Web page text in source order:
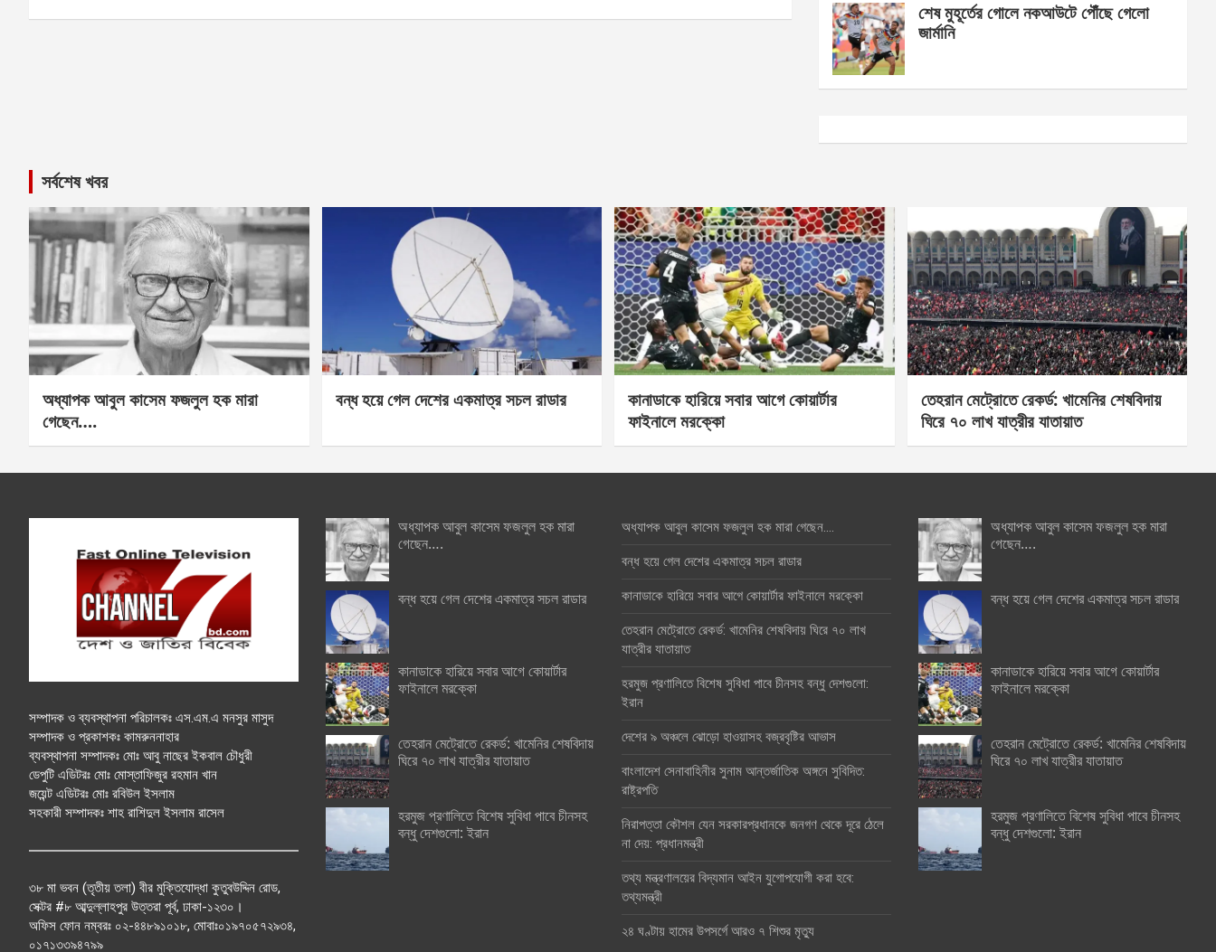
শেষ মুহূর্তের গোলে নকআউটে পৌঁছে গেলো
জার্মানি
সর্বশেষ খবর
অধ্যাপক আবুল কাসেম ফজলুল হক মারা
গেছেন….
বন্ধ হয়ে গেল দেশের একমাত্র সচল রাডার
কানাডাকে হারিয়ে সবার আগে কোয়ার্টার
ফাইনালে মরক্কো
তেহরান মেট্রোতে রেকর্ড: খামেনির শেষবিদায়
ঘিরে ৭০ লাখ যাত্রীর যাতায়াত
সম্পাদক ও ব্যবস্থাপনা পরিচালকঃ এস.এম.এ মনসুর মাসুদ
সম্পাদক ও প্রকাশকঃ কামরুননাহার
ব্যবস্থাপনা সম্পাদকঃ মোঃ আবু নাছের ইকবাল চৌধুরী
ডেপুটি এডিটরঃ মোঃ মোস্তাফিজুর রহমান খান
জয়েন্ট এডিটরঃ মোঃ রবিউল ইসলাম
সহকারী সম্পাদকঃ শাহ রাশিদুল ইসলাম রাসেল
৩৮ মা ভবন (তৃতীয় তলা) বীর মুক্তিযোদ্ধা কুতুবউদ্দিন রোড,
সেক্টর #৮ আব্দুল্লাহপুর উত্তরা পূর্ব, ঢাকা-১২৩০।
অফিস ফোন নম্বরঃ ০২-৪৪৮৯১০১৮, মোবাঃ০১৯৭০৫৭২৯৩৪,
০১৭১৩৩৯৪৭৯৯
অধ্যাপক আবুল কাসেম ফজলুল হক মারা
গেছেন….
বন্ধ হয়ে গেল দেশের একমাত্র সচল রাডার
কানাডাকে হারিয়ে সবার আগে কোয়ার্টার
ফাইনালে মরক্কো
তেহরান মেট্রোতে রেকর্ড: খামেনির শেষবিদায়
ঘিরে ৭০ লাখ যাত্রীর যাতায়াত
হরমুজ প্রণালিতে বিশেষ সুবিধা পাবে চীনসহ
বন্ধু দেশগুলো: ইরান
অধ্যাপক আবুল কাসেম ফজলুল হক মারা গেছেন….
বন্ধ হয়ে গেল দেশের একমাত্র সচল রাডার
কানাডাকে হারিয়ে সবার আগে কোয়ার্টার ফাইনালে মরক্কো
তেহরান মেট্রোতে রেকর্ড: খামেনির শেষবিদায় ঘিরে ৭০ লাখ
যাত্রীর যাতায়াত
হরমুজ প্রণালিতে বিশেষ সুবিধা পাবে চীনসহ বন্ধু দেশগুলো:
ইরান
দেশের ৯ অঞ্চলে ঝোড়ো হাওয়াসহ বজ্রবৃষ্টির আভাস
বাংলাদেশ সেনাবাহিনীর সুনাম আন্তর্জাতিক অঙ্গনে সুবিদিত:
রাষ্ট্রপতি
নিরাপত্তা কৌশল যেন সরকারপ্রধানকে জনগণ থেকে দূরে ঠেলে
না দেয়: প্রধানমন্ত্রী
তথ্য মন্ত্রণালয়ের বিদ্যমান আইন যুগোপযোগী করা হবে:
তথ্যমন্ত্রী
২৪ ঘণ্টায় হামের উপসর্গে আরও ৭ শিশুর মৃত্যু
অধ্যাপক আবুল কাসেম ফজলুল হক মারা
গেছেন….
বন্ধ হয়ে গেল দেশের একমাত্র সচল রাডার
কানাডাকে হারিয়ে সবার আগে কোয়ার্টার
ফাইনালে মরক্কো
তেহরান মেট্রোতে রেকর্ড: খামেনির শেষবিদায়
ঘিরে ৭০ লাখ যাত্রীর যাতায়াত
হরমুজ প্রণালিতে বিশেষ সুবিধা পাবে চীনসহ
বন্ধু দেশগুলো: ইরান